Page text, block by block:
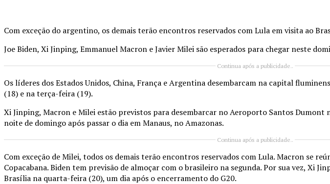
Com exceção do argentino, os demais terão encontros reservados com Lula em visita ao
Joe Biden, Xi Jinping, Emmanuel Macron e Javier Milei são esperados para chegar neste
Continua após a publicidade..
Os líderes dos Estados Unidos, China, França e Argentina desembarcam na capital
(18) e na terça-feira (19).
Xi Jinping, Macron e Milei estão previstos para desembarcar no Aeroporto Santos Dumont
noite de domingo após passar o dia em Manaus, no Amazonas.
Continua após a publicidade..
Com exceção de Milei, todos os demais terão encontros reservados com Lula. Macron se
Copacabana. Biden tem previsão de almoçar com o brasileiro na segunda. Por sua vez, Xi
Brasília na quarta-feira (20), um dia após o encerramento do G20.